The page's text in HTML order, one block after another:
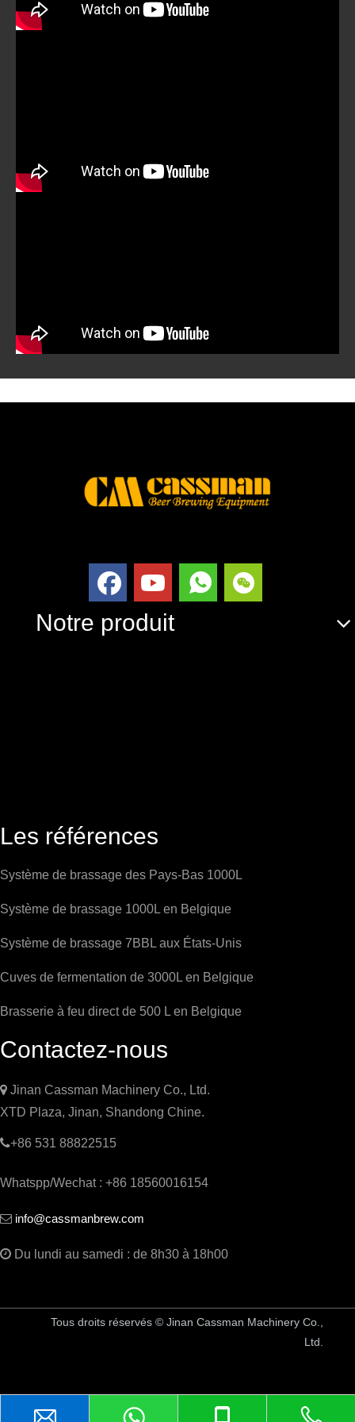
Notre produit
Les références
Système de brassage des Pays-Bas 1000L
Système de brassage 1000L en Belgique
Système de brassage 7BBL aux États-Unis
Cuves de fermentation de 3000L en Belgique
Brasserie à feu direct de 500 L en Belgique
Contactez-nous
 Jinan Cassman Machinery Co., Ltd.
XTD Plaza, Jinan, Shandong Chine.
+86 531 88822515
Whatspp/Wechat : +86 18560016154
 info@cassmanbrew.com
 Du lundi au samedi : de 8h30 à 18h00
Tous droits réservés © Jinan Cassman Machinery Co.,
Ltd.